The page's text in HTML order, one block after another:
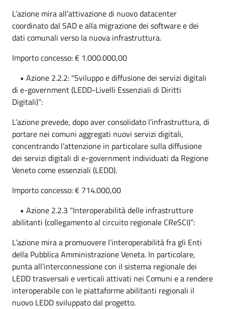
L’azione mira all’attivazione di nuovo datacenter
coordinato dal SAD e alla migrazione dei software e dei
dati comunali verso la nuova infrastruttura.
Importo concesso: € 1.000.000,00
• Azione 2.2.2: "Sviluppo e diffusione dei servizi digitali
di e-government (LEDD-Livelli Essenziali di Diritti
Digitali)”:
L’azione prevede, dopo aver consolidato l’infrastruttura, di
portare nei comuni aggregati nuovi servizi digitali,
concentrando l’attenzione in particolare sulla diffusione
dei servizi digitali di e-government individuati da Regione
Veneto come essenziali (LEDD).
Importo concesso: € 714.000,00
• Azione 2.2.3 "Interoperabilità delle infrastrutture
abilitanti (collegamento al circuito regionale CReSCI)”:
L’azione mira a promuovere l’interoperabilità fra gli Enti
della Pubblica Amministrazione Veneta. In particolare,
punta all’interconnessione con il sistema regionale dei
LEDD trasversali e verticali attivati nei Comuni e a rendere
interoperabile con le piattaforme abilitanti regionali il
nuovo LEDD sviluppato dal progetto.